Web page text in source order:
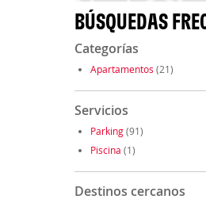
BÚSQUEDAS
Categorías
Apartamentos (21)
Servicios
Parking(91)
Piscina (1)
Destinos cercanos